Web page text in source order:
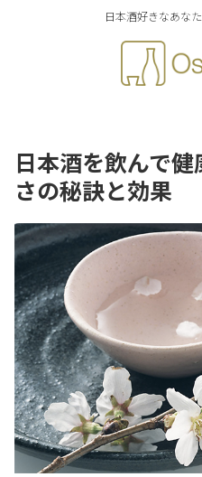
日本酒好きなあな
日本酒を飲んで
さの秘訣と効果